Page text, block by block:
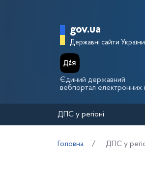
Головна
gov.ua
Державні сайти України
Єдиний державний
вебпортал електронних
ДПС у регіоні
Головна ДПС у